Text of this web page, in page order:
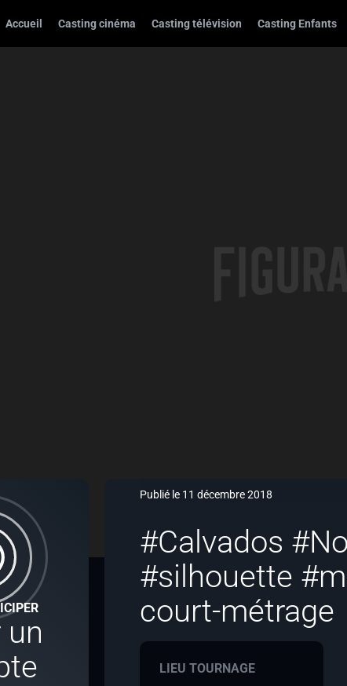
Accueil Casting cinéma Casting télévision Casting Enfants
un
Publié le 11 décembre 2018
#Calvados
#silhouette
court-métrage
LIEU TOURNAGE